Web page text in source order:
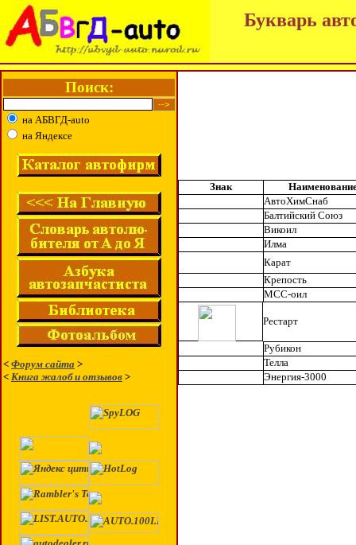
Букварь
Поиск:
на АБВГД-auto
на Яндексе
< Форум сайта >
< Книга жалоб и отзывов >
Знак
АвтоХимСнаб
Балтийский Союз
Викоил
Илма
Карат
Крепость
МСС-оил
Рестарт
Рубикон
Телла
Энергия-3000